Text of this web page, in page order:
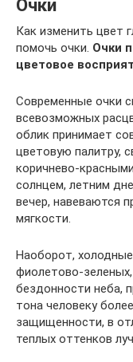
Очки
Как изменить цвет
помочь очки. Очки
цветовое
Современные очки
всевозможных
облик принимает
цветовую палитру,
коричнево-
солнцем, летним
вечер, навеваются
мягкости.
Наоборот,
фиолетово-
бездонности неба,
тона человеку
защищенности, в
теплых оттенков